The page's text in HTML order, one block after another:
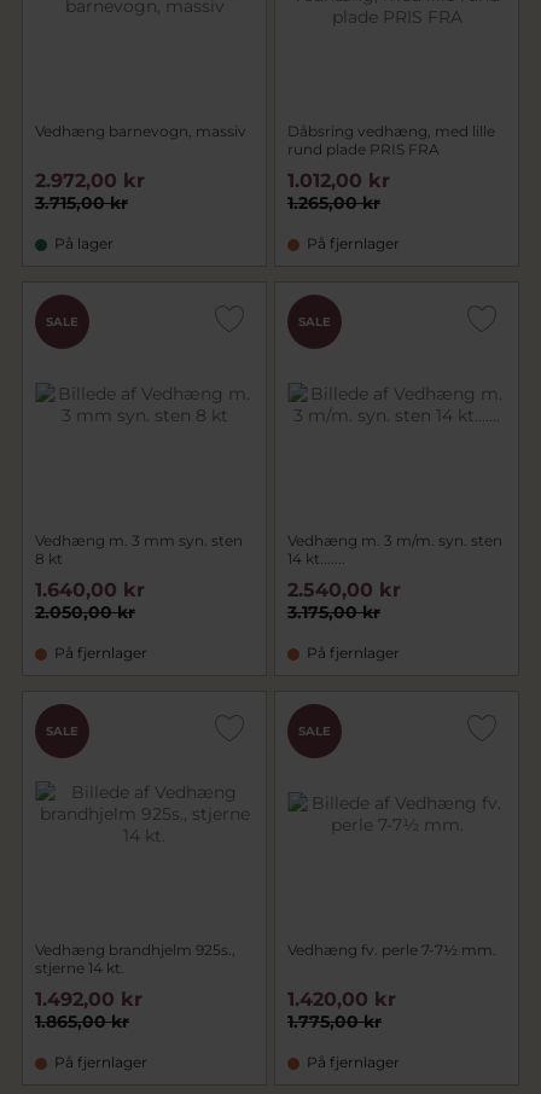
Vedhæng barnevogn, massiv
3.715,00 kr
2.972,00 kr
På lager
Dåbsring vedhæng, med lille
rund plade PRIS FRA
1.265,00 kr
1.012,00 kr
På fjernlager
SALE
Vedhæng m. 3 mm syn. sten
8 kt
2.050,00 kr
1.640,00 kr
På fjernlager
SALE
Vedhæng m. 3 m/m. syn. sten
14 kt.......
3.175,00 kr
2.540,00 kr
På fjernlager
SALE
Vedhæng brandhjelm 925s.,
stjerne 14 kt.
1.865,00 kr
1.492,00 kr
På fjernlager
SALE
Vedhæng fv. perle 7-7½ mm.
1.775,00 kr
1.420,00 kr
På fjernlager